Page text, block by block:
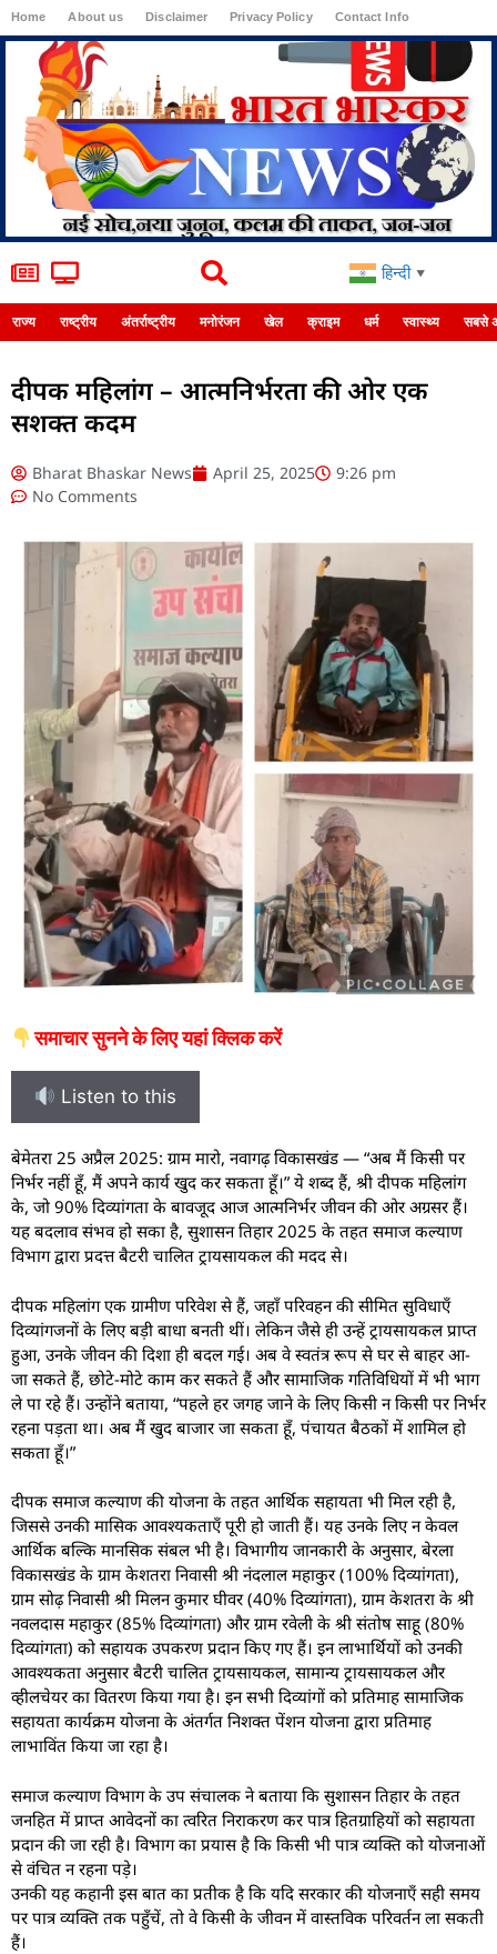
Home About us Disclaimer Privacy Policy Contact Info
हिन्दी ▼
राज्य राष्ट्रीय अंतर्राष्ट्रीय मनोरंजन खेल क्राइम धर्म स्वास्थ्य सबसे
दीपक महिलांग – आत्मनिर्भरता की ओर एक
सशक्त कदम
Bharat Bhaskar News April 25, 2025
9:26 pm
No Comments
समाचार सुनने के लिए यहां क्लिक करें
Listen to this
बेमेतरा 25 अप्रैल 2025: ग्राम मारो, नवागढ़ विकासखंड — “अब मैं किसी पर
निर्भर नहीं हूँ, मैं अपने कार्य खुद कर सकता हूँ।” ये शब्द हैं, श्री दीपक महिलांग
के, जो 90% दिव्यांगता के बावजूद आज आत्मनिर्भर जीवन की ओर अग्रसर हैं।
यह बदलाव संभव हो सका है, सुशासन तिहार 2025 के तहत समाज कल्याण
विभाग द्वारा प्रदत्त बैटरी चालित ट्रायसायकल की मदद से।
दीपक महिलांग एक ग्रामीण परिवेश से हैं, जहाँ परिवहन की सीमित सुविधाएँ
दिव्यांगजनों के लिए बड़ी बाधा बनती थीं। लेकिन जैसे ही उन्हें ट्रायसायकल प्राप्त
हुआ, उनके जीवन की दिशा ही बदल गई। अब वे स्वतंत्र रूप से घर से बाहर आ-
जा सकते हैं, छोटे-मोटे काम कर सकते हैं और सामाजिक गतिविधियों में भी भाग
ले पा रहे हैं। उन्होंने बताया, “पहले हर जगह जाने के लिए किसी न किसी पर निर्भर
रहना पड़ता था। अब मैं खुद बाजार जा सकता हूँ, पंचायत बैठकों में शामिल हो
सकता हूँ।”
दीपक समाज कल्याण की योजना के तहत आर्थिक सहायता भी मिल रही है,
जिससे उनकी मासिक आवश्यकताएँ पूरी हो जाती हैं। यह उनके लिए न केवल
आर्थिक बल्कि मानसिक संबल भी है। विभागीय जानकारी के अनुसार, बेरला
विकासखंड के ग्राम केशतरा निवासी श्री नंदलाल महाकुर (100% दिव्यांगता),
ग्राम सोढ़ निवासी श्री मिलन कुमार घीवर (40% दिव्यांगता), ग्राम केशतरा के श्री
नवलदास महाकुर (85% दिव्यांगता) और ग्राम रवेली के श्री संतोष साहू (80%
दिव्यांगता) को सहायक उपकरण प्रदान किए गए हैं। इन लाभार्थियों को उनकी
आवश्यकता अनुसार बैटरी चालित ट्रायसायकल, सामान्य ट्रायसायकल और
व्हीलचेयर का वितरण किया गया है। इन सभी दिव्यांगों को प्रतिमाह सामाजिक
सहायता कार्यक्रम योजना के अंतर्गत निशक्त पेंशन योजना द्वारा प्रतिमाह
लाभाविंत किया जा रहा है।
समाज कल्याण विभाग के उप संचालक ने बताया कि सुशासन तिहार के तहत
जनहित में प्राप्त आवेदनों का त्वरित निराकरण कर पात्र हितग्राहियों को सहायता
प्रदान की जा रही है। विभाग का प्रयास है कि किसी भी पात्र व्यक्ति को योजनाओं
से वंचित न रहना पड़े।
उनकी यह कहानी इस बात का प्रतीक है कि यदि सरकार की योजनाएँ सही समय
पर पात्र व्यक्ति तक पहुँचें, तो वे किसी के जीवन में वास्तविक परिवर्तन ला सकती
हैं।